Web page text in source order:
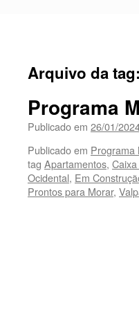
Arquivo da tag:
Programa
Publicado em 26/01/
Publicado em Programa
tag Apartamentos,
Ocidental, Em
Prontos para Morar,